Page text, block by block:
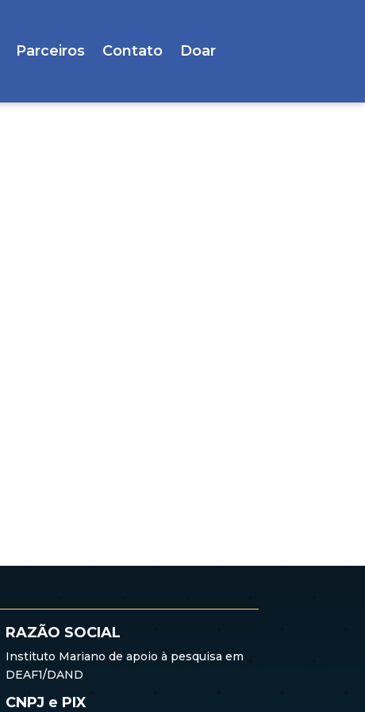
Parceiros Contato Doar
RAZÃO SOCIAL
Instituto Mariano de apoio à pesquisa em
DEAF1/DAND
CNPJ e PIX